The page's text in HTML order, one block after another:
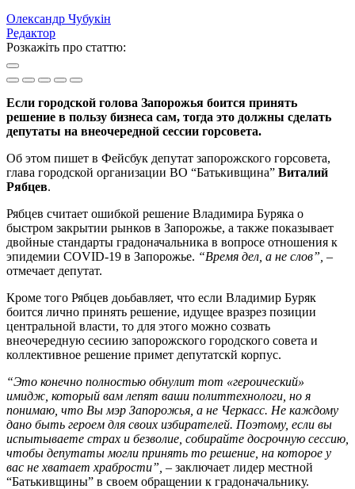
Олександр Чубукін
Редактор
Розкажіть про статтю:
Если городской голова Запорожья боится принять
решение в пользу бизнеса сам, тогда это должны сделать
депутаты на внеочередной сессии горсовета.
Об этом пишет в Фейсбук депутат запорожского горсовета,
глава городской организации ВО “Батькивщина” Виталий
Рябцев.
Рябцев считает ошибкой решение Владимира Буряка о
быстром закрытии рынков в Запорожье, а также показывает
двойные стандарты градоначальника в вопросе отношения к
эпидемии COVID-19 в Запорожье. “Время дел, а не слов”, –
отмечает депутат.
Кроме того Рябцев доьбавляет, что если Владимир Буряк
боится лично принять решение, идущее вразрез позиции
центральной власти, то для этого можно созвать
внеочередную сесиию запорожского городского совета и
коллективное решение примет депутатскй корпус.
“Это конечно полностью обнулит тот «героический»
имидж, который вам лепят ваши политтехнологи, но я
понимаю, что Вы мэр Запорожья, а не Черкасс. Не каждому
дано быть героем для своих избирателей. Поэтому, если вы
испытываете страх и безволие, собирайте досрочную сессию,
чтобы депутаты могли принять то решение, на которое у
вас не хватает храбрости”, – заключает лидер местной
“Батькивщины” в своем обращении к градоначальнику.